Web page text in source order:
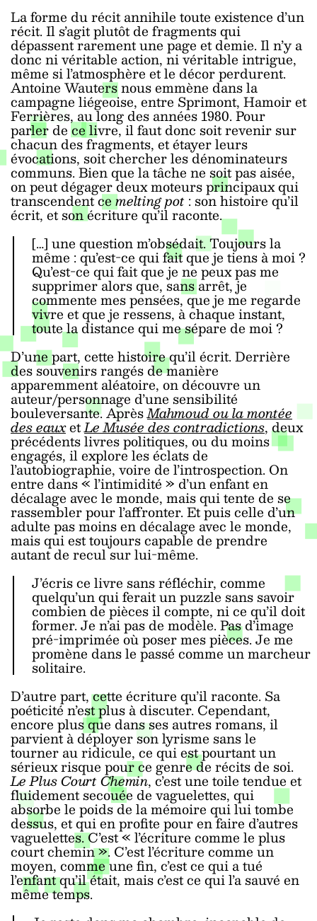
La forme du récit annihile toute existence d’un
récit. Il s’agit plutôt de fragments qui
dépassent rarement une page et demie. Il n’y a
donc ni véritable action, ni véritable intrigue,
même si l’atmosphère et le décor perdurent.
Antoine Wauters nous emmène dans la
campagne liégeoise, entre Sprimont, Hamoir et
Ferrières, au long des années 1980. Pour
parler de ce livre, il faut donc soit revenir sur
chacun des fragments, et étayer leurs
évocations, soit chercher les dénominateurs
communs. Bien que la tâche ne soit pas aisée,
on peut dégager deux moteurs principaux qui
transcendent cemelting pot : son histoire qu’il
écrit, et son écriture qu’il raconte.
[…] une question m’obsédait. Toujours la
même : qu’est-ce qui fait que je tiens à moi ?
Qu’est-ce qui fait que je ne peux pas me
supprimer alors que, sans arrêt, je
commente mes pensées, que je me regarde
vivre et que je ressens, à chaque instant,
toute la distance qui me sépare de moi ?
D’une part, cette histoire qu’il écrit. Derrière
des souvenirs rangés de manière
apparemment aléatoire, on découvre un
auteur/personnage d’une sensibilité
bouleversante. AprèsMahmoud ou la montée
des eauxetLe Musée des contradictions, deux
précédents livres politiques, ou du moins
engagés, il explore les éclats de
l’autobiographie, voire de l’introspection. On
entre dans « l’intimidité » d’un enfant en
décalage avec le monde, mais qui tente de se
rassembler pour l’affronter. Et puis celle d’un
adulte pas moins en décalage avec le monde,
mais qui est toujours capable de prendre
autant de recul sur lui-même.
J’écris ce livre sans réfléchir, comme
quelqu’un qui ferait un puzzle sans savoir
combien de pièces il compte, ni ce qu’il doit
former. Je n’ai pas de modèle. Pas d’image
pré-imprimée où poser mes pièces. Je me
promène dans le passé comme un marcheur
solitaire.
D’autre part, cette écriture qu’il raconte. Sa
poéticité n’est plus à discuter. Cependant,
encore plus que dans ses autres romans, il
parvient à déployer son lyrisme sans le
tourner au ridicule, ce qui est pourtant un
sérieux risque pour ce genre de récits de soi.
Le Plus Court Chemin, c’est une toile tendue et
fluidement secouée de vaguelettes, qui
absorbe le poids de la mémoire qui lui tombe
dessus, et qui en profite pour en faire d’autres
vaguelettes. C’est « l’écriture comme le plus
court chemin ». C’est l’écriture comme un
moyen, comme une fin, c’est ce qui a tué
l’enfant qu’il était, mais c’est ce qui l’a sauvé en
même temps.